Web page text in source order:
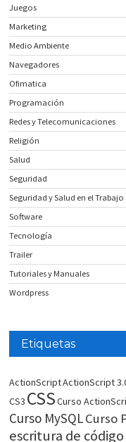
Juegos
Marketing
Medio Ambiente
Navegadores
Ofimatica
Programación
Redes y Telecomunicaciones
Religión
Salud
Seguridad
Seguridad y Salud en el Trabajo
Software
Tecnología
Trailer
Tutoriales y Manuales
Wordpress
Etiquetas
ActionScriptActionScript
CS3 CSSCurso
Curso MySQLCurso
escritura de código